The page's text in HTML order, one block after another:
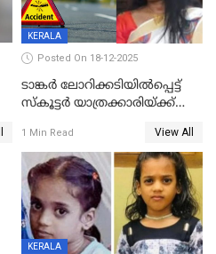
KERALA
Posted On 18-12-2025
ടാങ്കർ ലോറിക്കടിയിൽപ്പെട്ട്
സ്കൂട്ടർ യാത്രക്കാരിയ്ക്ക്
കണ്ടോത്ത് ദേശീയ പാതയിൽ
1 Min Read View All
KERALA